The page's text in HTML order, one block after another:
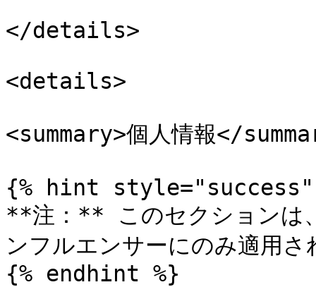
</details>
<details>
<summary>個人情報</
{% hint style="success"
**注：** このセクションは
ンフルエンサーにのみ適用さ
{% endhint %}